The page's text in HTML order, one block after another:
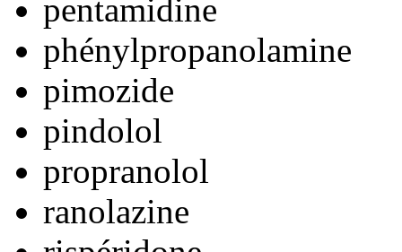
pentamidine
phénylpropanolamine
pimozide
pindolol
propranolol
ranolazine